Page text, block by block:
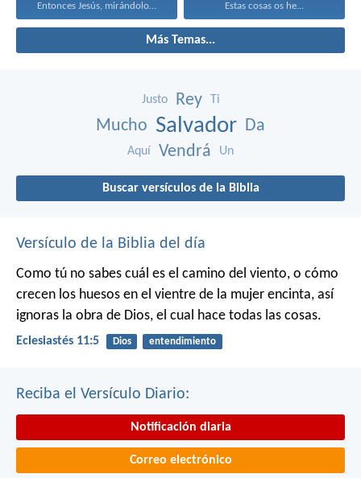
Entonces Jesús, mirándolos, dijo... Estas cosas os he...
Más Temas...
Justo Rey Ti
Mucho Salvador Da
Aquí Vendrá Un
Buscar versículos de la Biblia
Versículo de la Biblia del día
Como tú no sabes cuál es el camino del viento, o cómo
crecen los huesos en el vientre de la mujer encinta, así
ignoras la obra de Dios, el cual hace todas las cosas.
Eclesiastés 11:5 Dios entendimiento
Reciba el Versículo Diario:
Notificación diaria
Correo electrónico